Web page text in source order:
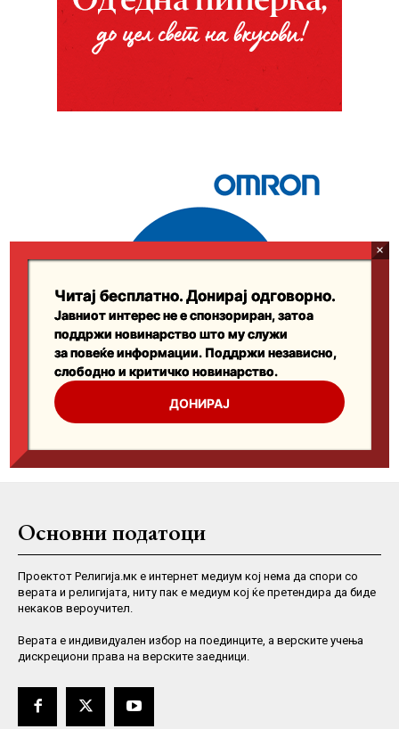
Основни податоци
Проектот Религија.мк е интернет медиум кој нема да спори со
верата и религијата, ниту пак е медиум кој ќе претендира да биде
некаков вероучител.
Верaта е индивидуален избор на поединците, а верските учења
дискрециони права на верските заедници.